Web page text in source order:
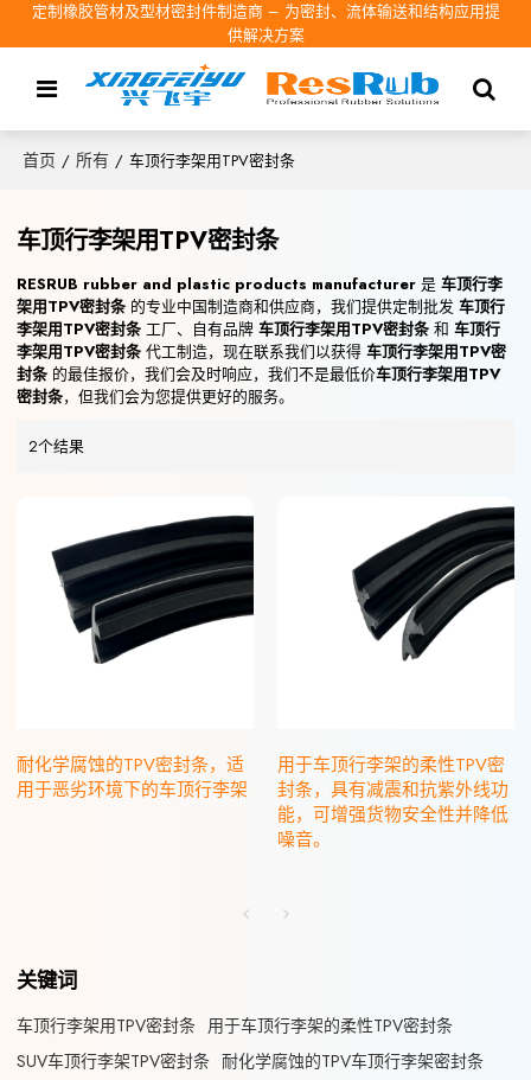
定制橡胶管材及型材密封件制造商 – 为密封、流体输送和结构应用提
供解决方案
首页 / 所有 / 车顶行李架用TPV密封条
车顶行李架用TPV密封条
RESRUB rubber and plastic products manufacturer 是车顶行李
架用TPV密封条 的专业中国制造商和供应商，我们提供定制批发车顶行
李架用TPV密封条 工厂、自有品牌车顶行李架用TPV密封条 和车顶行
李架用TPV密封条 代工制造，现在联系我们以获得车顶行李架用TPV密
封条 的最佳报价，我们会及时响应，我们不是最低价车顶行李架用TPV
密封条，但我们会为您提供更好的服务。
2个结果
耐化学腐蚀的TPV密封条，适
用于恶劣环境下的车顶行李架
用于车顶行李架的柔性TPV密
封条，具有减震和抗紫外线功
能，可增强货物安全性并降低
噪音。
关键词
车顶行李架用TPV密封条 用于车顶行李架的柔性TPV密封条
SUV车顶行李架TPV密封条 耐化学腐蚀的TPV车顶行李架密封条